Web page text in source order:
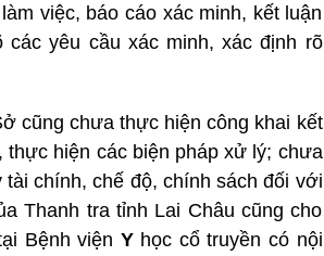
việc, báo cáo xác minh, kết luận
yêu cầu xác minh, xác định rõ
cũng chưa thực hiện công khai kết
thực hiện các biện pháp xử lý; chưa
chính, chế độ, chính sách đối với
Thanh tra tỉnh Lai Châu cũng cho
Bệnh viện Y học cổ truyền có nội